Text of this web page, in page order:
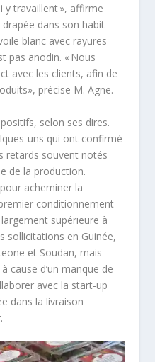
y travaillent », affirme
dans son habit
blanc avec rayures
pas anodin. « Nous
avec les clients, afin de
précise M. Agne.
selon ses dires.
uns qui ont confirmé
retards souvent notés
de la production.
acheminer la
conditionnement
supérieure à
sollicitations en Guinée,
et Soudan, mais
cause d’un manque de
avec la start-up
dans la livraison